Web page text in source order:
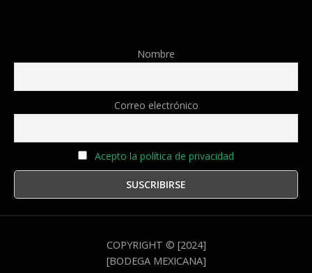
Nombre
Correo electrónico
Acepto la política de privacidad
COPYRIGHT © [2024]
[BODEGA MEXICANA]